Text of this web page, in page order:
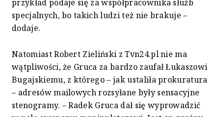
przykład podaje się za współpracownika służb
specjalnych, bo takich ludzi też nie brakuje –
dodaje.
Natomiast Robert Zieliński z Tvn24.pl nie ma
wątpliwości, że Gruca za bardzo zaufał Łukaszowi
Bugajskiemu, z którego – jak ustaliła prokuratura
– adresów mailowych rozsyłane były sensacyjne
stenogramy. – Radek Gruca dał się wyprowadzić